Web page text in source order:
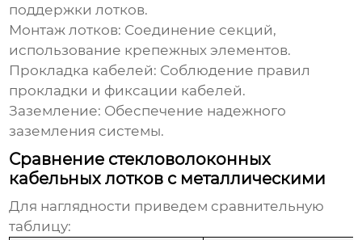
поддержки лотков.
Монтаж лотков: Соединение секций,
использование крепежных элементов.
Прокладка кабелей: Соблюдение правил
прокладки и фиксации кабелей.
Заземление: Обеспечение надежного
заземления системы.
Сравнение стекловолоконных
кабельных лотков с металлическими
Для наглядности приведем сравнительную
таблицу: